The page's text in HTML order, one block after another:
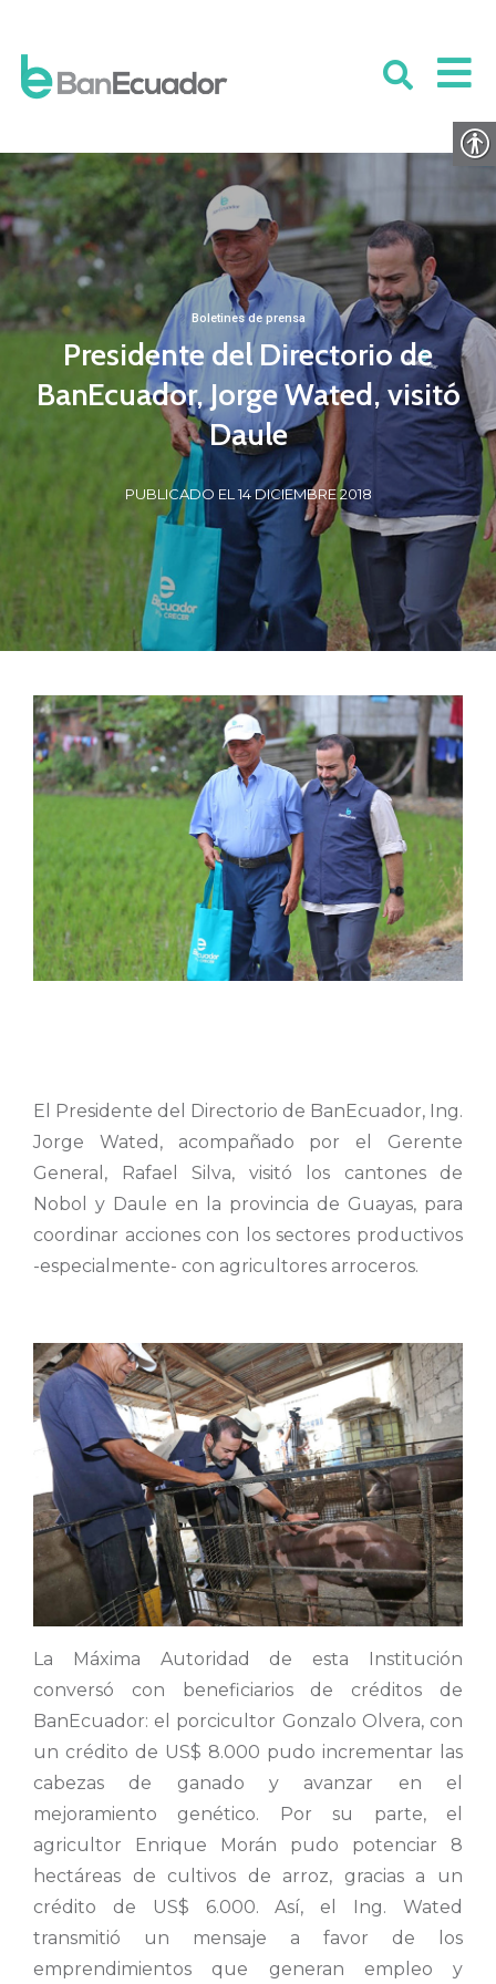
Boletines de prensa
Presidente del Directorio de
BanEcuador, Jorge Wated, visitó
Daule
PUBLICADO EL 14 DICIEMBRE 2018
El Presidente del Directorio de BanEcuador, Ing.
Jorge Wated, acompañado por el Gerente
General, Rafael Silva, visitó los cantones de
Nobol y Daule en la provincia de Guayas, para
coordinar acciones con los sectores productivos
-especialmente- con agricultores arroceros.
La Máxima Autoridad de esta Institución
conversó con beneficiarios de créditos de
BanEcuador: el porcicultor Gonzalo Olvera, con
un crédito de US$ 8.000 pudo incrementar las
cabezas de ganado y avanzar en el
mejoramiento genético. Por su parte, el
agricultor Enrique Morán pudo potenciar 8
hectáreas de cultivos de arroz, gracias a un
crédito de US$ 6.000. Así, el Ing. Wated
transmitió un mensaje a favor de los
emprendimientos que generan empleo y